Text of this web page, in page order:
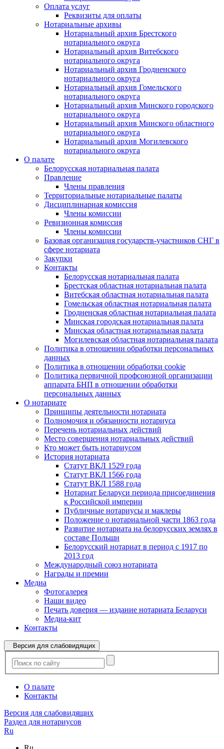
Оплата услуг
Реквизиты для оплаты
Нотариальные архивы
Нотариальный архив Брестского
нотариального округа
Нотариальный архив Витебского
нотариального округа
Нотариальный архив Гродненского
нотариального округа
Нотариальный архив Гомельского
нотариального округа
Нотариальный архив Минского городского
нотариального округа
Нотариальный архив Минского областного
нотариального округа
Нотариальный архив Могилевского
нотариального округа
О палате
Белорусская нотариальная палата
Правление
Члены правления
Территориальные нотариальные палаты
Дисциплинарная комиссия
Члены комиссии
Ревизионная комиссия
Члены комиссии
Базовая организация государств-участников СНГ в
сфере нотариата
Закупки
Контакты
Белорусская нотариальная палата
Брестская областная нотариальная палата
Витебская областная нотариальная палата
Гомельская областная нотариальная палата
Гродненская областная нотариальная палата
Минская городская нотариальная палата
Минская областная нотариальная палата
Могилевская областная нотариальная палата
Политика в отношении обработки персональных
данных
Политика в отношении обработки cookie
Политика первичной профсоюзной организации
аппарата БНП в отношении обработки
персональных данных
О нотариате
Принципы деятельности нотариата
Полномочия и обязанности нотариуса
Перечень нотариальных действий
Место совершения нотариальных действий
Кто может быть нотариусом
История нотариата
Статут ВКЛ 1529 года
Статут ВКЛ 1566 года
Статут ВКЛ 1588 года
Нотариат Беларуси периода присоединения
к Российской империи
Публичные нотариусы и маклеры
Положение о нотариальной части 1863 года
Развитие нотариата на белорусских землях в
составе Польши
Белорусский нотариат в период с 1917 по
2013 год
Международный союз нотариата
Награды и премии
Медиа
Фотогалерея
Наши видео
Печать доверия — издание нотариата Беларуси
Медиа-кит
Контакты
Версия для слабовидящих
О палате
Контакты
Версия для слабовидящих
Раздел для нотариусов
Ru